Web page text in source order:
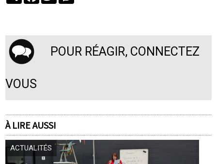
POUR RÉAGIR, CONNECTEZ
VOUS
À LIRE AUSSI
ACTUALITÉS